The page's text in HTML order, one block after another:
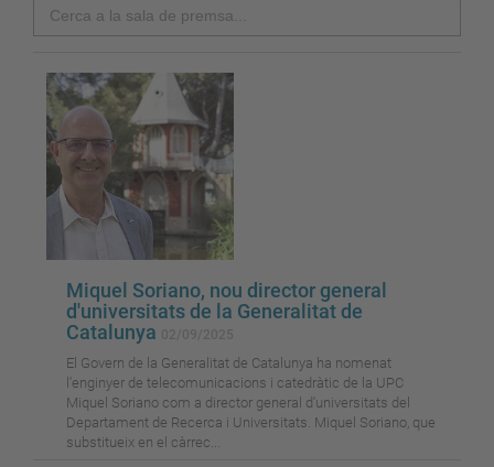
Search
Miquel Soriano, nou director general
d'universitats de la Generalitat de
Catalunya
El Govern de la Generalitat de Catalunya ha nomenat
l'enginyer de telecomunicacions i catedràtic de la UPC
Miquel Soriano com a director general d'universitats del
Departament de Recerca i Universitats. Miquel Soriano, que
substitueix en el càrrec...